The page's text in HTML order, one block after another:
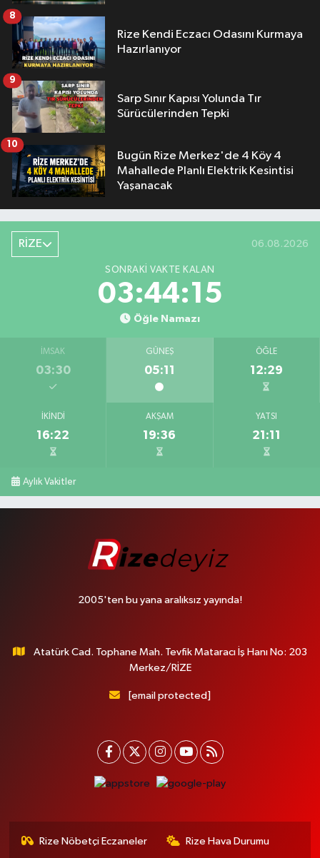
Rize Kendi Eczacı Odasını Kurmaya
Hazırlanıyor
8
Sarp Sınır Kapısı Yolunda Tır
Sürücülerinden Tepki
9
Bugün Rize Merkez'de 4 Köy 4
Mahallede Planlı Elektrik Kesintisi
Yaşanacak
10
RİZE 06.08.2026
SONRAKI VAKTE KALAN
03:44:15
Öğle Namazı
İMSAK
03:30
GÜNEŞ
05:11
ÖĞLE
12:29
İKINDI
16:22
AKŞAM
19:36
YATSI
21:11
Aylık Vakitler
2005'ten bu yana aralıksız yayında!
Atatürk Cad. Tophane Mah. Tevfik Mataracı İş Hanı No: 203
Merkez/RİZE
[email protected]
Rize Nöbetçi Eczaneler Rize Hava Durumu